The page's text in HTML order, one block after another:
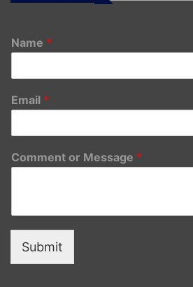
Name *
Email *
Comment or Message *
Submit